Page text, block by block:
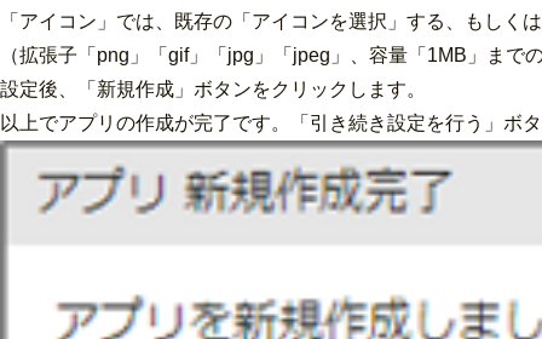
「アイコン」では、既存の「アイコンを選択」する、もし
（拡張子「png」「gif」「jpg」「jpeg」、容量「1MB」まで
設定後、「新規作成」ボタンをクリックします。
以上でアプリの作成が完了です。「引き続き設定を行う」ボ